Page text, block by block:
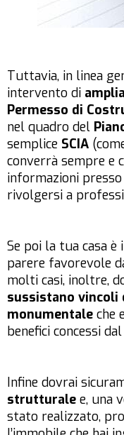
Tuttavia, in linea
intervento di
Permesso di
nel quadro del
semplice SCIA
converrà sempre e
informazioni
rivolgersi a
Se poi la tua casa
parere favorevole
molti casi, inoltre,
sussistano vincoli
monumentale che
benefici concessi dal
Infine dovrai
strutturale e, una
stato realizzato,